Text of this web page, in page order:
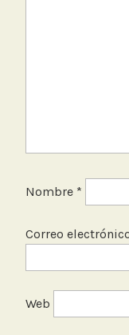
Nombre *
Correo
Web